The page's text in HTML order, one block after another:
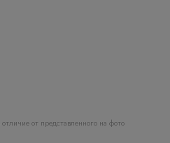
от представленного на фото